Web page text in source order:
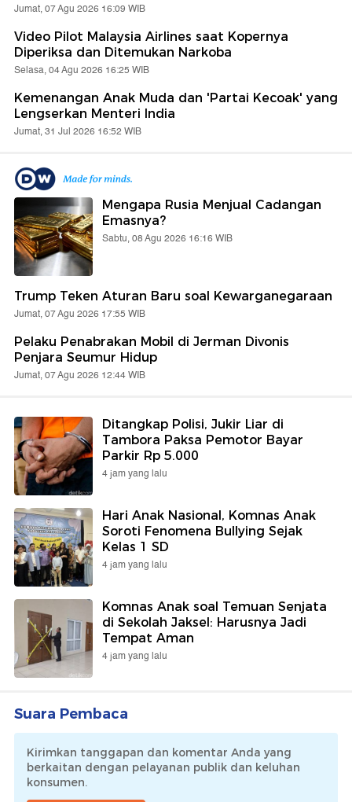
Jumat, 07 Agu 2026 16:09 WIB
Video Pilot Malaysia Airlines saat Kopernya
Diperiksa dan Ditemukan Narkoba
Selasa, 04 Agu 2026 16:25 WIB
Kemenangan Anak Muda dan 'Partai Kecoak' yang
Lengserkan Menteri India
Jumat, 31 Jul 2026 16:52 WIB
Mengapa Rusia Menjual Cadangan
Emasnya?
Sabtu, 08 Agu 2026 16:16 WIB
Trump Teken Aturan Baru soal Kewarganegaraan
Jumat, 07 Agu 2026 17:55 WIB
Pelaku Penabrakan Mobil di Jerman Divonis
Penjara Seumur Hidup
Jumat, 07 Agu 2026 12:44 WIB
Ditangkap Polisi, Jukir Liar di
Tambora Paksa Pemotor Bayar
Parkir Rp 5.000
4 jam yang lalu
Hari Anak Nasional, Komnas Anak
Soroti Fenomena Bullying Sejak
Kelas 1 SD
4 jam yang lalu
Komnas Anak soal Temuan Senjata
di Sekolah Jaksel: Harusnya Jadi
Tempat Aman
4 jam yang lalu
Suara Pembaca
Kirimkan tanggapan dan komentar Anda yang
berkaitan dengan pelayanan publik dan keluhan
konsumen.